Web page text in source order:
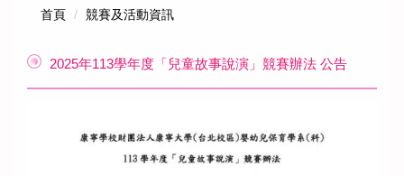
首頁 競賽及活動資訊
2025年113學年度「兒童故事說演」競賽辦法 公告